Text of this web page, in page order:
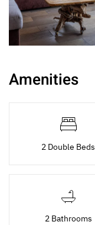
Amenities
2 Double Beds
2 Bathrooms